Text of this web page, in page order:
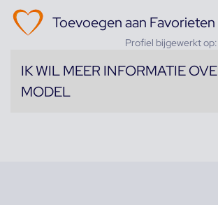
Toevoegen aan Favorieten
Profiel bijgewerkt
IK WIL MEER INFORMATIE
MODEL